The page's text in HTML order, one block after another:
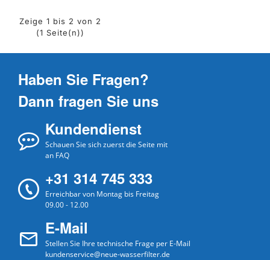
Zeige 1 bis 2 von 2
(1 Seite(n))
Haben Sie Fragen?
Dann fragen Sie uns
Kundendienst
Schauen Sie sich zuerst die Seite mit
an FAQ
+31 314 745 333
Erreichbar von Montag bis Freitag
09.00 - 12.00
E-Mail
Stellen Sie Ihre technische Frage per E-Mail
kundenservice@neue-wasserfilter.de